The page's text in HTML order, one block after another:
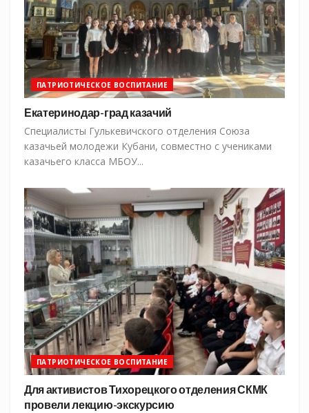
ПАТРИОТИЧЕСКОЕ ВОСПИТАНИЕ
Екатеринодар-град казачий
Специалисты Гулькевичского отделения Союза
казачьей молодежи Кубани, совместно с учениками
казачьего класса МБОУ...
ПАТРИОТИЧЕСКОЕ ВОСПИТАНИЕ
Для активистов Тихорецкого отделения СКМК
провели лекцию-экскурсию